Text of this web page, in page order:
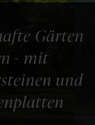
Gärten
- mit
und